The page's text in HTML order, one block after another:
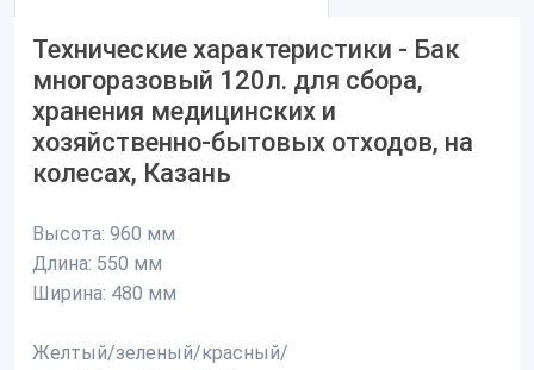
Технические характеристики - Бак
многоразовый 120л. для сбора,
хранения медицинских и
хозяйственно-бытовых отходов, на
колесах, Казань
Высота: 960 мм
Длина: 550 мм
Ширина: 480 мм
Желтый/зеленый/красный/